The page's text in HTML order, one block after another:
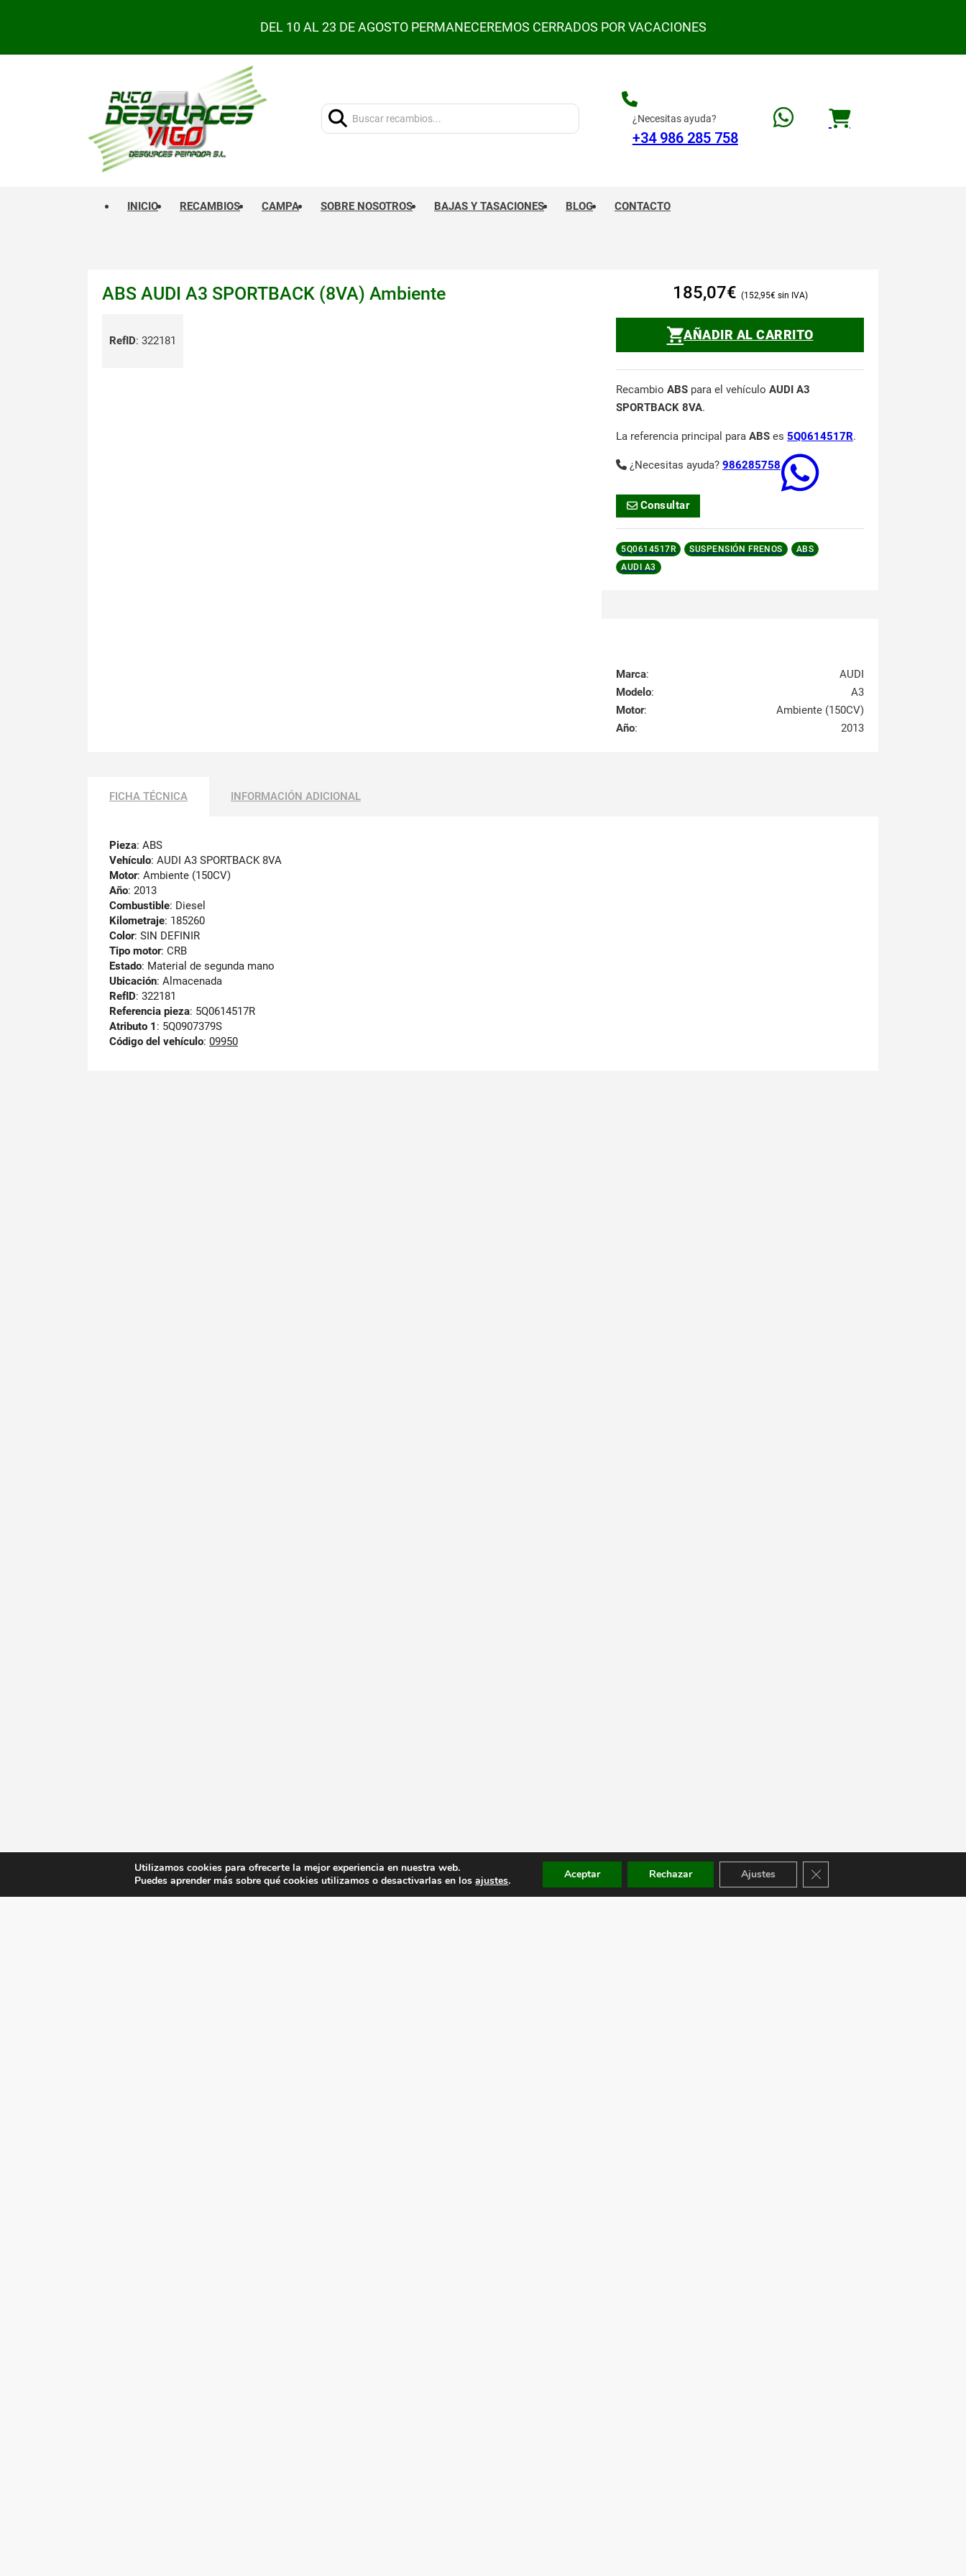
DEL 10 AL 23 DE AGOSTO PERMANECEREMOS CERRADOS POR VACACIONES
Buscar:
¿Necesitas ayuda?
+34 986 285 758
INICIO RECAMBIOS CAMPA SOBRE NOSOTROS BAJAS Y TASACIONES BLOG CONTACTO
ABS AUDI A3 SPORTBACK (8VA) Ambiente
RefID: 322181
185,07€ 152,95€
AÑADIR AL CARRITO
Recambio ABS para el vehículo AUDI A3
SPORTBACK 8VA.
La referencia principal para ABS es 5Q0614517R.
¿Necesitas ayuda? 986285758
Consultar
5Q0614517R SUSPENSIÓN FRENOS
ABS
AUDI A3
Marca:
AUDI
Modelo:
A3
Motor:
Ambiente (150CV)
Año: 2013
FICHA TÉCNICA INFORMACIÓN ADICIONAL
Pieza: ABS
Vehículo: AUDI A3 SPORTBACK 8VA
Motor: Ambiente (150CV)
Año: 2013
Combustible: Diesel
Kilometraje: 185260
Color: SIN DEFINIR
Tipo motor: CRB
Estado: Material de segunda mano
Ubicación: Almacenada
RefID: 322181
Referencia pieza: 5Q0614517R
Atributo 1 : 5Q0907379S
Código del vehículo: 09950
Utilizamos cookies para ofrecerte la mejor experiencia en nuestra web.
Puedes aprender más sobre qué cookies utilizamos o desactivarlas en losajustes. Aceptar Rechazar Ajustes Cerrar el banner de cookies RGPD